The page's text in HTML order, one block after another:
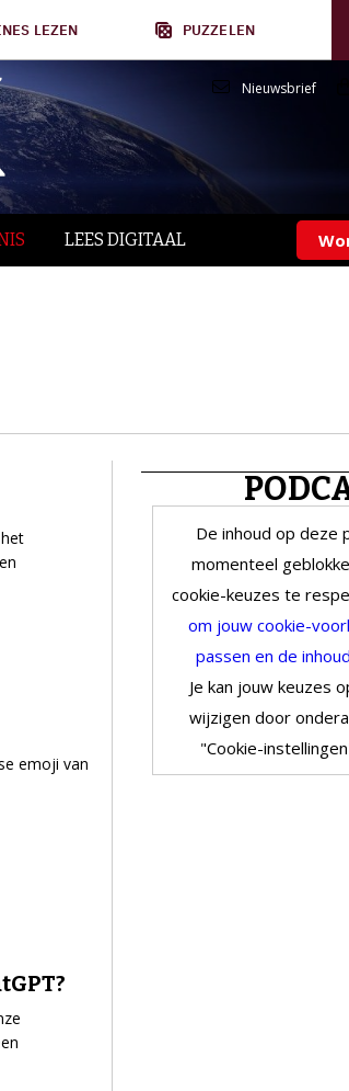
LEZEN PUZZELEN
Nieuwsbrief
LEES DIGITAAL
emoji van
De inhoud op deze
momenteel
cookie-keuzes te
om jouw cookie-
passen en de
Je kan jouw keuzes
wijzigen door
"Cookie-